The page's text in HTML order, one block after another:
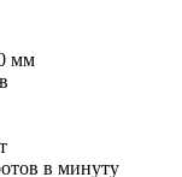
мм
в минуту